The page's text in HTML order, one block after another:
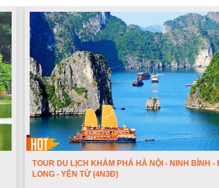
TOUR DU LỊCH KHÁM PHÁ HÀ NỘI - NINH BÌNH - HẠ
LONG - YÊN TỬ (4N3Đ)